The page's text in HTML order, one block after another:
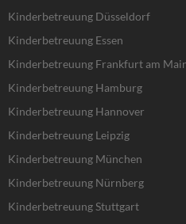
Kinderbetreuung Düsseldorf
Kinderbetreuung Essen
Kinderbetreuung Frankfurt am
Kinderbetreuung Hamburg
Kinderbetreuung Hannover
Kinderbetreuung Leipzig
Kinderbetreuung München
Kinderbetreuung Nürnberg
Kinderbetreuung Stuttgart